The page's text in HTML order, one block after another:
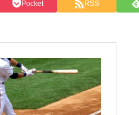
Pocket RSS